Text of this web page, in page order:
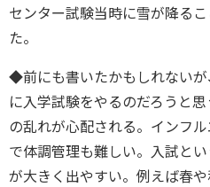
センター試験当時に雪が降る
た。
◆前にも書いたかもしれない
に入学試験をやるのだろうと
の乱れが心配される。インフ
で体調管理も難しい。入試と
が大きく出やすい。例えば春